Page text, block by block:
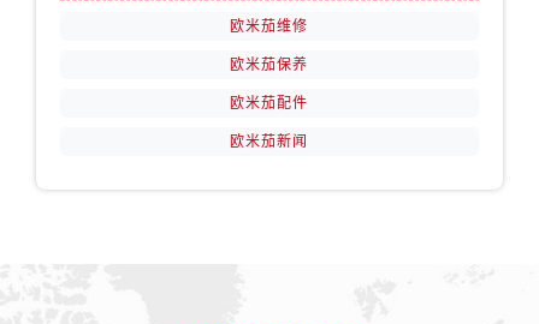
浙江省金华市金东区东市南街777号金华万达广场4号楼22楼2209室欧米茄售后服务中心（需提前预约）
欧米茄维修
欧米茄保养
欧米茄配件
欧米茄新闻